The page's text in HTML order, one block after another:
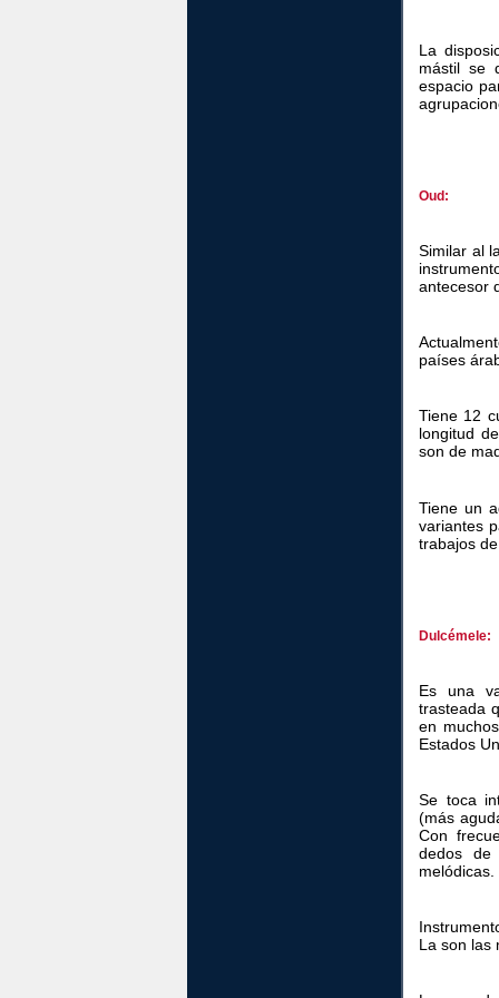
La
mástil se
espacio
Oud:
Similar al
antecesor
países
Tiene 12
longitud
son de
Tiene un
variantes
trabajos
Dulcémele:
Es una
trasteada
en
Estados
Se toca
(más
Con
dedos de
melódicas.
La son las